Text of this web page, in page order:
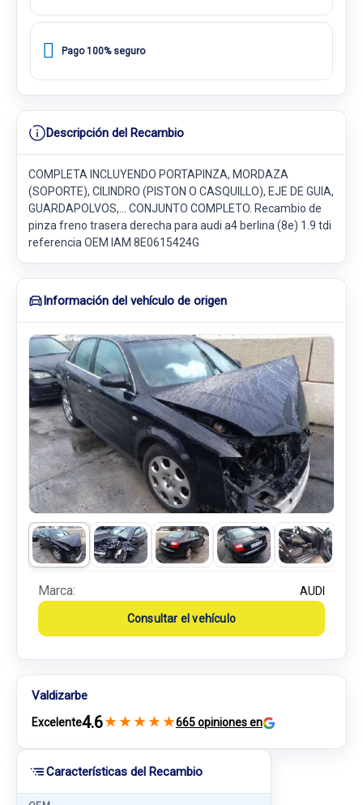
Características del Recambio
Pago 100% seguro
Descripción del Recambio
COMPLETA INCLUYENDO PORTAPINZA, MORDAZA
(SOPORTE), CILINDRO (PISTON O CASQUILLO), EJE DE GUIA,
GUARDAPOLVOS,... CONJUNTO COMPLETO. Recambio de
pinza freno trasera derecha para audi a4 berlina (8e) 1.9 tdi
referencia OEM IAM 8E0615424G
Información del vehículo de origen
Marca: AUDI
Consultar el vehículo
Valdizarbe
Excelente4.6★ ★ ★ ★ ★665 opiniones en